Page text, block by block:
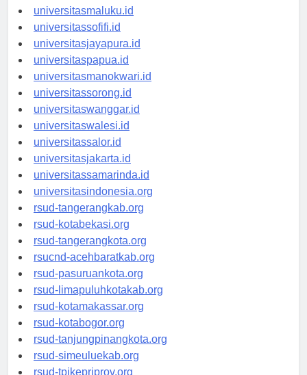
universitasambon.id
universitasmaluku.id
universitassofifi.id
universitasjayapura.id
universitaspapua.id
universitasmanokwari.id
universitassorong.id
universitaswanggar.id
universitaswalesi.id
universitassalor.id
universitasjakarta.id
universitassamarinda.id
universitasindonesia.org
rsud-tangerangkab.org
rsud-kotabekasi.org
rsud-tangerangkota.org
rsucnd-acehbaratkab.org
rsud-pasuruankota.org
rsud-limapuluhkotakab.org
rsud-kotamakassar.org
rsud-kotabogor.org
rsud-tanjungpinangkota.org
rsud-simeuluekab.org